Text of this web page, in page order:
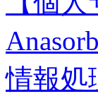
情報処